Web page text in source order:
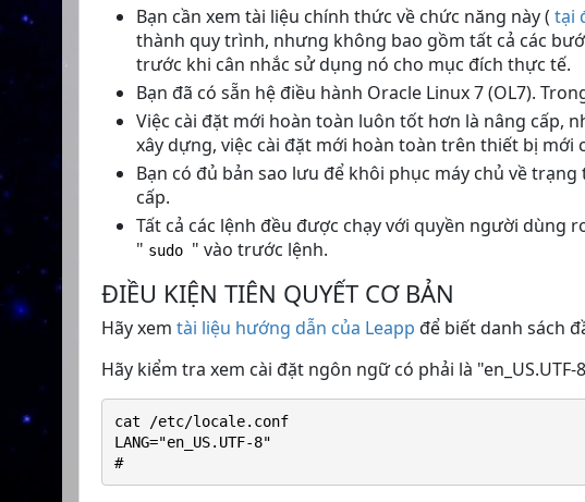
Bạn cần xem tài liệu chính thức về chức năng này ( tại
thành quy trình, nhưng không bao gồm tất cả các
trước khi cân nhắc sử dụng nó cho mục đích thực tế.
Bạn đã có sẵn hệ điều hành Oracle Linux 7 (OL7).
Việc cài đặt mới hoàn toàn luôn tốt hơn là nâng cấp,
xây dựng, việc cài đặt mới hoàn toàn trên thiết bị mới
Bạn có đủ bản sao lưu để khôi phục máy chủ về
cấp.
Tất cả các lệnh đều được chạy với quyền người dùng
" sudo " vào trước lệnh.
ĐIỀU KIỆN TIÊN QUYẾT CƠ BẢN
Hãy xem tài liệu hướng dẫn của Leapp để biết danh sách
Hãy kiểm tra xem cài đặt ngôn ngữ có phải là "en_US.UTF-
cat /etc/locale.conf
LANG="en_US.UTF-8"
#